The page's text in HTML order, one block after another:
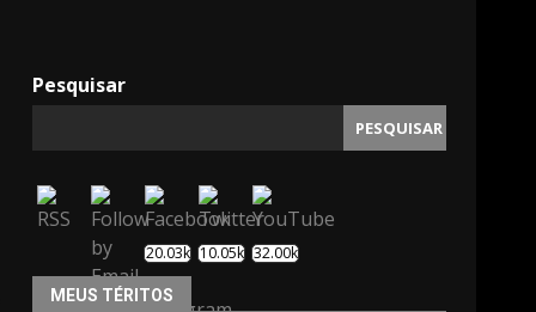
Pesquisar
PESQUISAR
20.03k 10.05k 32.00k
MEUS TÉRITOS